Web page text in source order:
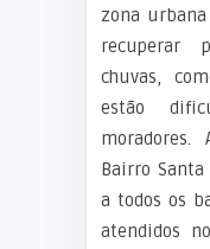
zona
recuperar
chuvas,
estão
moradores.
Bairro
a todos os
atendidos